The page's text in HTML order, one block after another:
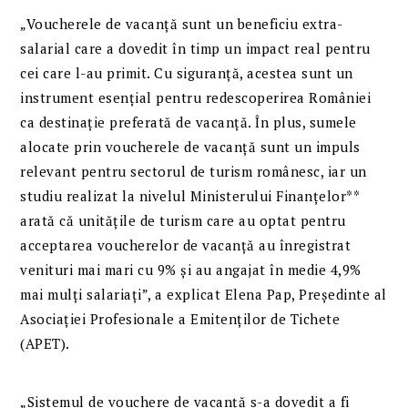
„Voucherele de vacanță sunt un beneficiu extra-
salarial care a dovedit în timp un impact real pentru
cei care l-au primit. Cu siguranță, acestea sunt un
instrument esențial pentru redescoperirea României
ca destinație preferată de vacanță. În plus, sumele
alocate prin voucherele de vacanță sunt un impuls
relevant pentru sectorul de turism românesc, iar un
studiu realizat la nivelul Ministerului Finanțelor**
arată că unitățile de turism care au optat pentru
acceptarea voucherelor de vacanță au înregistrat
venituri mai mari cu 9% și au angajat în medie 4,9%
mai mulți salariați”, a explicat Elena Pap, Președinte al
Asociației Profesionale a Emitenților de Tichete
(APET).
„Sistemul de vouchere de vacanță s-a dovedit a fi